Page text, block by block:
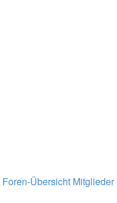
Foren-Übersicht Mitglieder